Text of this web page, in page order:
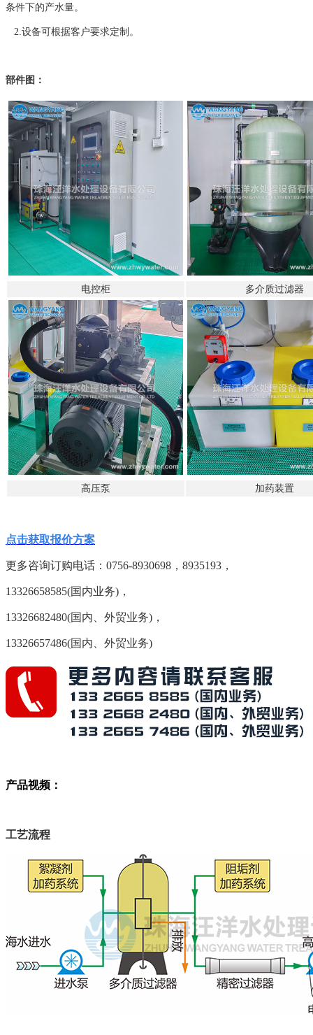
条件下的产水量。
2.设备可根据客户要求定制。
部件图：
电控柜 多介质过滤器
高压泵 加药装置
点击获取报价方案
更多咨询订购电话： 0756-8930698，8935193，
13326658585(国内业务)，
13326682480(国内、外贸业务)，
13326657486(国内、外贸业务)
产品视频：
工艺流程